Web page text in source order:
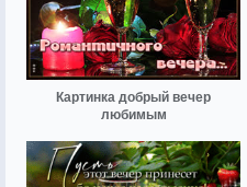
Картинка добрый вечер
любимым